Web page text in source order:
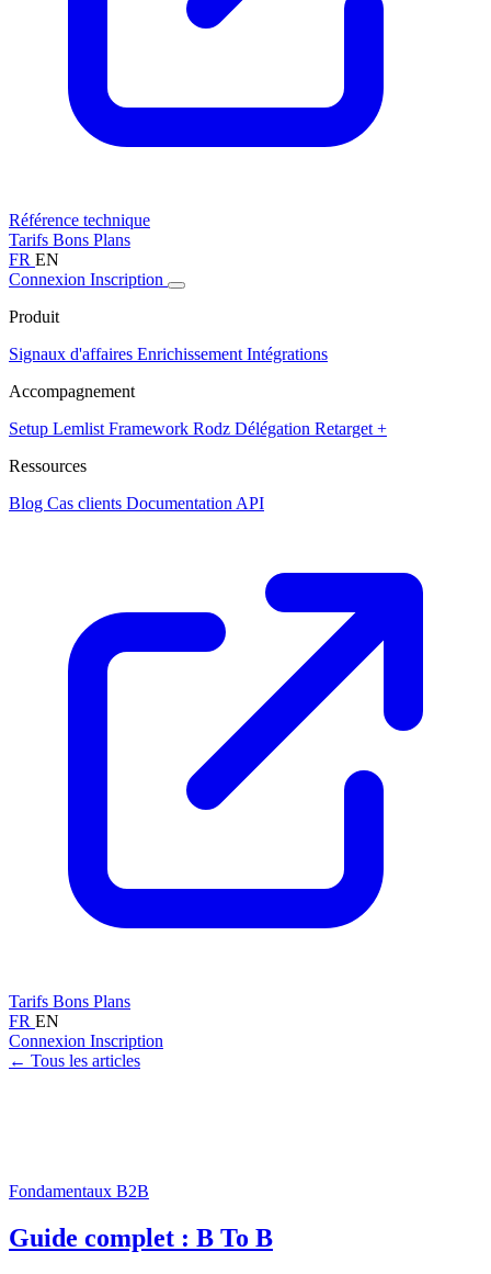
Référence technique
Tarifs Bons Plans
FR EN
Connexion Inscription
Produit
Signaux d'affaires Enrichissement Intégrations
Accompagnement
Setup Lemlist Framework Rodz Délégation Retarget +
Ressources
Blog Cas clients Documentation API
Tarifs Bons Plans
FR EN
Connexion Inscription
← Tous les articles